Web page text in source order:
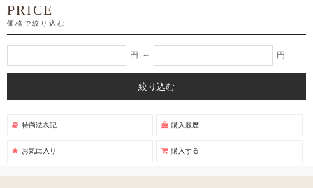
PRICE
価格で絞り込む
円 ～ 円
特商法表記 購入履歴
お気に入り 購入する